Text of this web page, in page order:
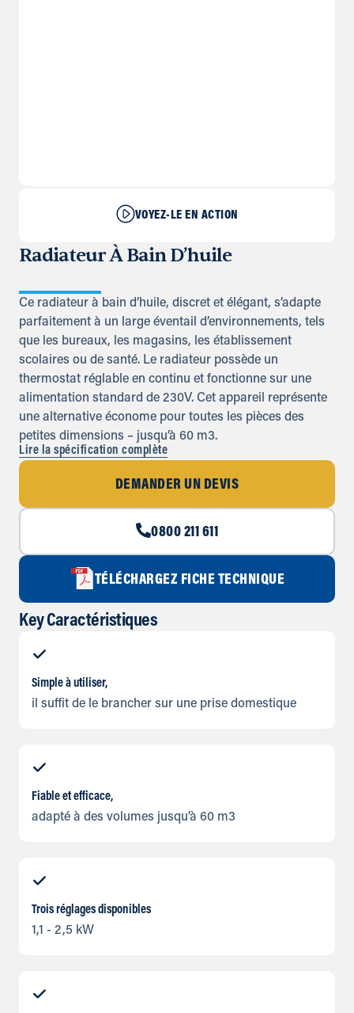
VOYEZ-LE EN ACTION
Radiateur À Bain D’huile
Ce radiateur à bain d’huile, discret et élégant, s’adapte
parfaitement à un large éventail d’environnements, tels
que les bureaux, les magasins, les établissement
scolaires ou de santé. Le radiateur possède un
thermostat réglable en continu et fonctionne sur une
alimentation standard de 230V. Cet appareil représente
une alternative économe pour toutes les pièces des
petites dimensions – jusqu’à 60 m3.
Lire la spécification complète
DEMANDER UN DEVIS
0800 211 611
TÉLÉCHARGEZ FICHE TECHNIQUE
Key Caractéristiques
Simple à utiliser,
il suffit de le brancher sur une prise domestique
Fiable et efficace,
adapté à des volumes jusqu’à 60 m3
Trois réglages disponibles
1,1 - 2,5 kW